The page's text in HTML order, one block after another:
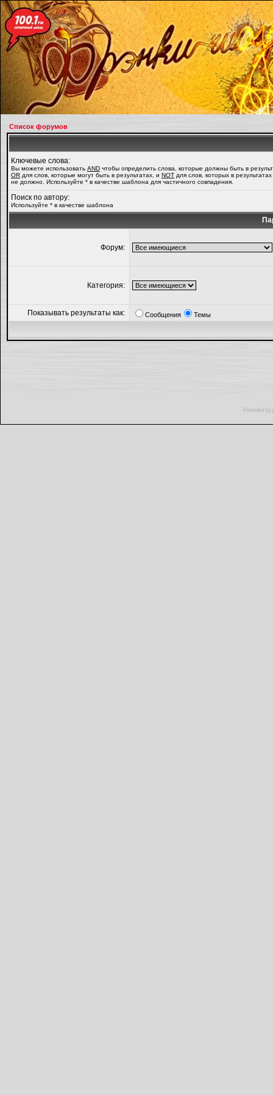
Список форумов
Ключевые слова:
Вы можете использовать AND чтобы определить слова, которые должны быть в
OR для слов, которые могут быть в результатах, и NOT для слов, которых в
не должно. Используйте * в качестве шаблона для частичного совпадения.
Поиск по автору:
Используйте * в качестве шаблона
Форум:
Категория:
Показывать результаты как: Сообщения Темы
Powered by